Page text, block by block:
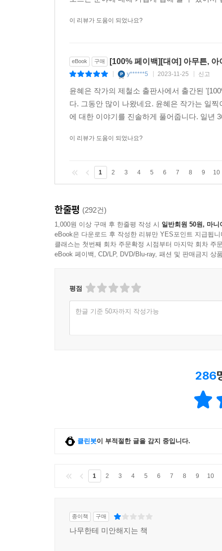
이 리뷰가 도움이 되었나요?
eBook 구매 [100% 페이백][대여] 아무튼, 아
y******5 2023-11-25 신고
윤혜은 작가의 제철소 출판사에서 출간된
다. 그동안 많이 나왔네요. 윤혜은 작가는 일
에 대한 이야기를 진솔하게 풀어줍니다. 일년
이 리뷰가 도움이 되었나요?
1 2 3 4 5 6 7 8 9 10
한줄평 (292건)
1,000원 이상 구매 후 한줄평 작성 시 일반회원 50원, 마니
eBook은 다운로드 후 작성한 리뷰만 YES포인트 지급됩니
클래스는 첫번째 회차 주문확정 시점부터 마지막 회차 주
eBook 페이백, CD/LP, DVD/Blu-ray, 패션 및 판매금지 상
평점
한글 기준 50자까지 작성가능
286
클린봇이 부적절한 글을 감지 중입니다.
1 2 3 4 5 6 7 8 9 10
종이책 구매
나무한테 미안해지는 책